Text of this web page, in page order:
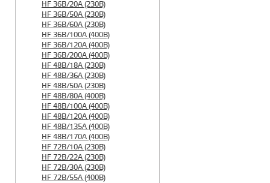
HF 36B/20A (230B)
HF 36B/50A (230B)
HF 36B/60A (230B)
HF 36B/100A (400B)
HF 36B/120A (400B)
HF 36B/200A (400B)
HF 48B/18A (230B)
HF 48B/36A (230B)
HF 48B/50A (230B)
HF 48B/80A (400B)
HF 48B/100A (400B)
HF 48B/120A (400B)
HF 48B/135A (400B)
HF 48B/170A (400B)
HF 72B/10A (230B)
HF 72B/22A (230B)
HF 72B/30A (230B)
HF 72B/55A (400B)